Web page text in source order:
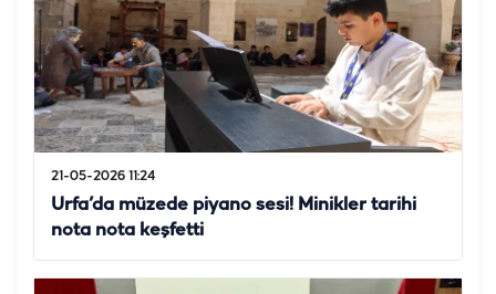
21-05-2026 11:24
Urfa’da müzede piyano sesi! Minikler tarihi
nota nota keşfetti